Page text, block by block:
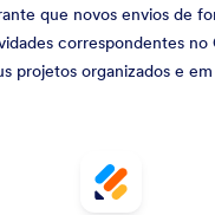
que novos envios de
correspondentes
projetos organizados e